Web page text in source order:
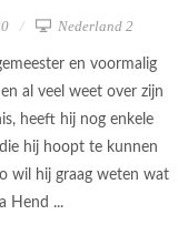
Nederland 2
en voormalig
al veel weet over zijn
heeft hij nog enkele
hij hoopt te kunnen
wil hij graag weten wat
Hend ...